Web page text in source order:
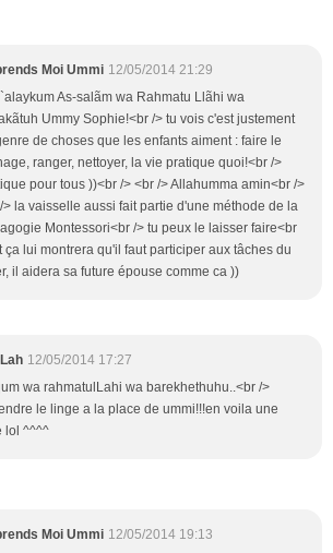
Moi Ummi 12/05/2014 21:29
As-salãm wa Rahmatu Llãhi wa
Ummy Sophie!<br /> tu vois c'est justement
de choses que les enfants aiment : faire le
ranger, nettoyer, la vie pratique quoi!<br />
pour tous ))<br /> <br /> Allahumma amin<br />
> la vaisselle aussi fait partie d'une méthode de la
Montessori<br /> tu peux le laisser faire<br
ça lui montrera qu'il faut participer aux tâches du
il aidera sa future épouse comme ca ))
12/05/2014 17:27
wa rahmatulLahi wa barekhethuhu..<br />
le linge a la place de ummi!!!en voila une
lol ^^^^
Moi Ummi 12/05/2014 19:13